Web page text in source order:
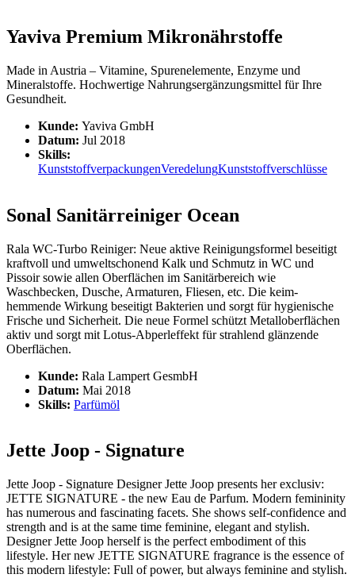
Yaviva Premium Mikronährstoffe
Made in Austria – Vitamine, Spurenelemente, Enzyme und
Mineralstoffe. Hochwertige Nahrungsergänzungsmittel für Ihre
Gesundheit.
Kunde: Yaviva GmbH
Datum: Jul 2018
Skills:
KunststoffverpackungenVeredelungKunststoffverschlüsse
Sonal Sanitärreiniger Ocean
Rala WC-Turbo Reiniger: Neue aktive Reinigungsformel beseitigt
kraftvoll und umweltschonend Kalk und Schmutz in WC und
Pissoir sowie allen Oberflächen im Sanitärbereich wie
Waschbecken, Dusche, Armaturen, Fliesen, etc. Die keim-
hemmende Wirkung beseitigt Bakterien und sorgt für hygienische
Frische und Sicherheit. Die neue Formel schützt Metalloberflächen
aktiv und sorgt mit Lotus-Abperleffekt für strahlend glänzende
Oberflächen.
Kunde: Rala Lampert GesmbH
Datum: Mai 2018
Skills: Parfümöl
Jette Joop - Signature
Jette Joop - Signature Designer Jette Joop presents her exclusiv:
JETTE SIGNATURE - the new Eau de Parfum. Modern femininity
has numerous and fascinating facets. She shows self-confidence and
strength and is at the same time feminine, elegant and stylish.
Designer Jette Joop herself is the perfect embodiment of this
lifestyle. Her new JETTE SIGNATURE fragrance is the essence of
this modern lifestyle: Full of power, but always feminine and stylish.